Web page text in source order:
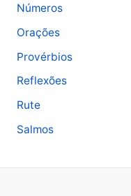
Números
Orações
Provérbios
Reflexões
Rute
Salmos